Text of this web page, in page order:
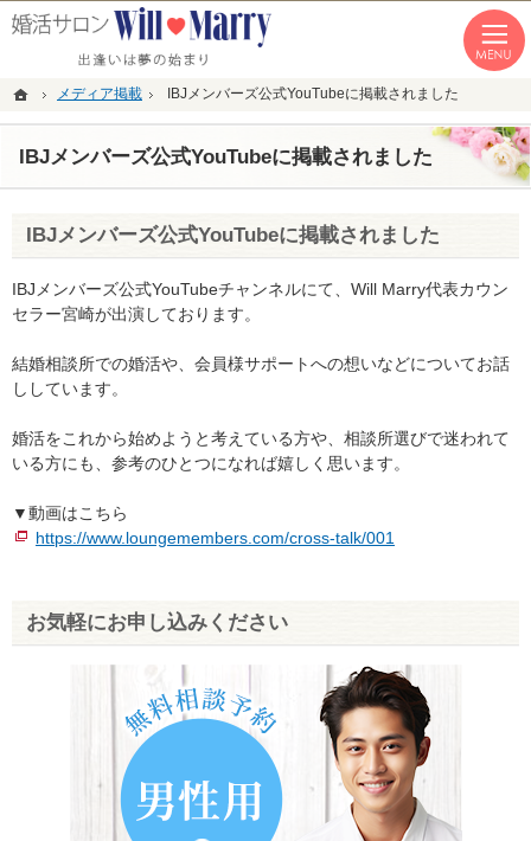
ホーム
メディア掲載 IBJメンバーズ公式YouTubeに掲載されました
IBJメンバーズ公式YouTubeに掲載されました
「本気の婚活」を応援します。恵比寿・青山・湘南の結婚相談所なら私たちへ。
恵比寿・青山・湘南の婚活なら１年以内の成婚にこだわる結婚相談所WillMarry
IBJメンバーズ公式YouTubeに掲載されました
IBJメンバーズ公式YouTubeチャンネルにて、Will Marry代表カウン
セラー宮崎が出演しております。
結婚相談所での婚活や、会員様サポートへの想いなどについてお話
ししています。
婚活をこれから始めようと考えている方や、相談所選びで迷われて
いる方にも、参考のひとつになれば嬉しく思います。
▼動画はこちら
https://www.loungemembers.com/cross-talk/001
お気軽にお申し込みください